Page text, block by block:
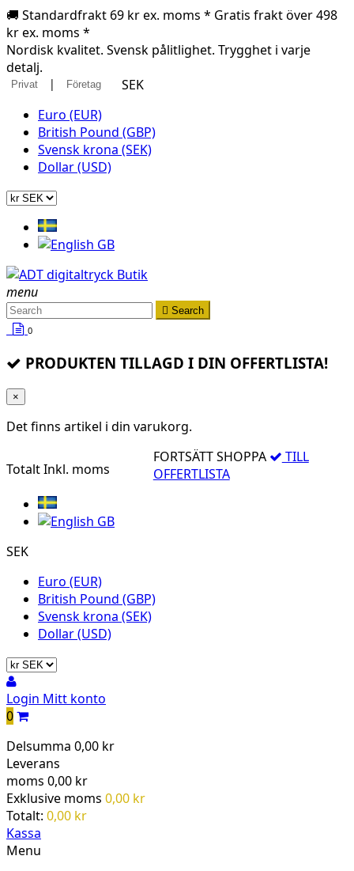
🚚 Standardfrakt 69 kr ex. moms * Gratis frakt över 498
kr ex. moms *
Nordisk kvalitet. Svensk pålitlighet. Trygghet i varje
detalj.
Privat | Företag
SEK
Euro (EUR)
British Pound (GBP)
Svensk krona (SEK)
Dollar (USD)
menu
 Search
0
PRODUKTEN TILLAGD I DIN OFFERTLISTA!
×
Det finns artikel i din varukorg.
TotaltInkl. moms
FORTSÄTT SHOPPA
TILL
OFFERTLISTA
SEK
Euro (EUR)
British Pound (GBP)
Svensk krona (SEK)
Dollar (USD)
Login Mitt konto
0
Delsumma 0,00 kr
Leverans
moms 0,00 kr
Exklusive moms 0,00 kr
Totalt: 0,00 kr
Kassa
Menu